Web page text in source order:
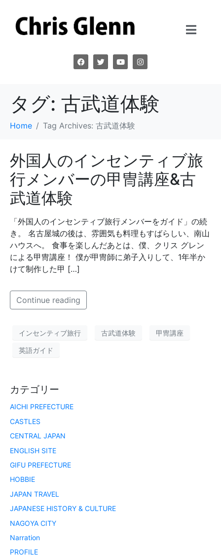
タグ: 古武道体験
Home Tag Archives: 古武道体験
外国人のインセンティブ旅
行メンバーの甲冑講座&古
武道体験
「外国人のインセンティブ旅行メンバーをガイド」の続
き。 名古屋城の後は、雰囲気も料理もすばらしい、南山
ハウスへ。 食事を楽しんだあとは、僕、クリス グレン
による甲冑講座！ 僕が甲冑師に弟子入りして、1年半か
けて制作した甲 […]
Continue reading
インセンティブ旅行 古武道体験 甲冑講座
英語ガイド
カテゴリー
AICHI PREFECTURE
CASTLES
CENTRAL JAPAN
ENGLISH SITE
GIFU PREFECTURE
HOBBIE
JAPAN TRAVEL
JAPANESE HISTORY & CULTURE
NAGOYA CITY
Narration
PROFILE